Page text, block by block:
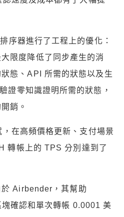
序器進行了工程上的優化：
限度降低了同步產生的消
態、API 所需的狀態以及生
證零知識證明所需的狀態，
銷。
在高頻價格更新、支付場景
轉帳上的 TPS 分別達到了
Airbender，其幫助
確認和單次轉帳 0.0001 美